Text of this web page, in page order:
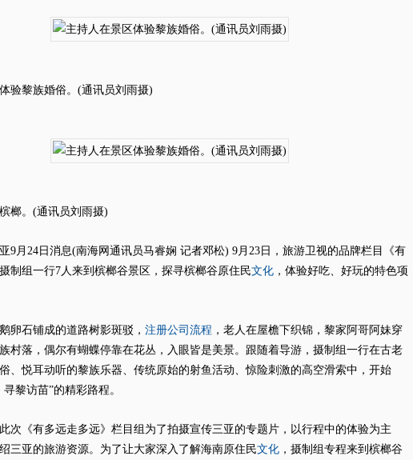
验黎族婚俗。(通讯员刘雨摄)
榔。(通讯员刘雨摄)
24日消息(南海网通讯员马睿娴 记者邓松) 9月23日，旅游卫视的品牌栏目《有
制组一行7人来到槟榔谷景区，探寻槟榔谷原住民文化，体验好吃、好玩的特色项
石铺成的道路树影斑驳， 注册公司流程 ，老人在屋檐下织锦，黎家阿哥阿妹穿
村落，偶尔有蝴蝶停靠在花丛，入眼皆是美景。跟随着导游，摄制组一行在古老
、悦耳动听的黎族乐器、传统原始的射鱼活动、惊险刺激的高空滑索中，开始
黎访苗”的精彩路程。
《有多远走多远》栏目组为了拍摄宣传三亚的专题片，以行程中的体验为主
三亚的旅游资源。为了让大家深入了解海南原住民文化，摄制组专程来到槟榔谷